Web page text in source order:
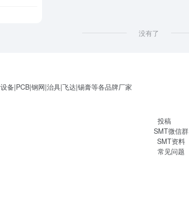
没有了
备|PCB|钢网|治具|飞达|锡膏等各品牌厂家
投稿
SMT微信群
SMT资料
常见问题